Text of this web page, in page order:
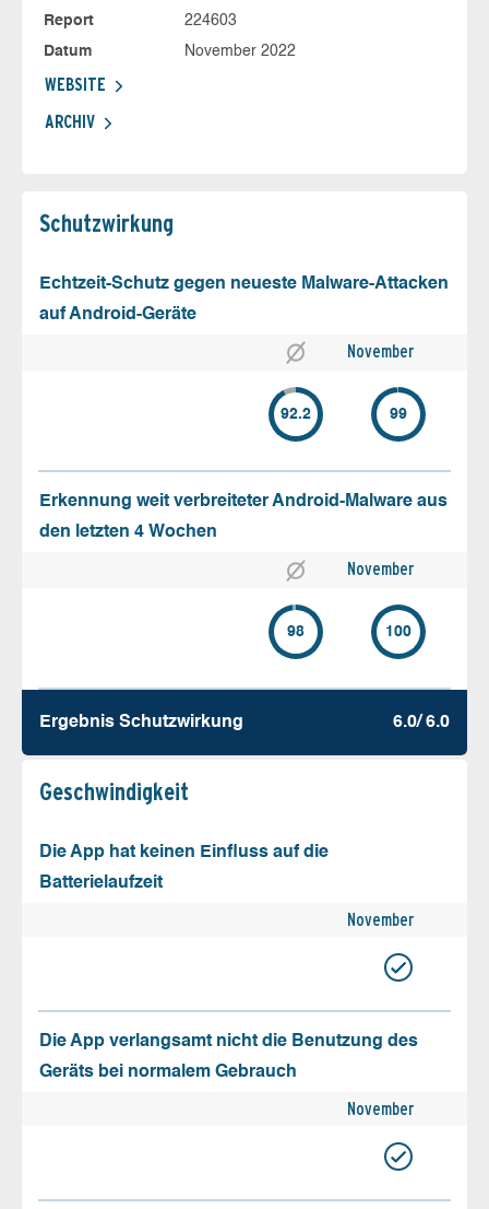
Report
224603
Datum
November 2022
WEBSITE
ARCHIV
Schutz­wirkung
Echtzeit-Schutz gegen neueste Malware-Attacken
auf Android-Geräte
November
92.2 99
Erkennung weit verbreiteter Android-Malware aus
den letzten 4 Wochen
November
98 100
Ergebnis Schutz­wirkung 6.0/ 6.0
Geschw­indigkeit
Die App hat keinen Einfluss auf die
Batterielaufzeit
November
Die App verlangsamt nicht die Benutzung des
Geräts bei normalem Gebrauch
November